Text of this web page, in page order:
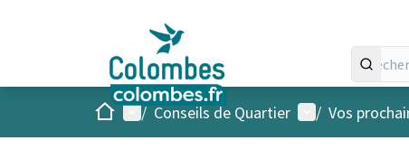
AccueilMenu principal
/ Conseils de Quartier Menu utilisateur
/ Vos